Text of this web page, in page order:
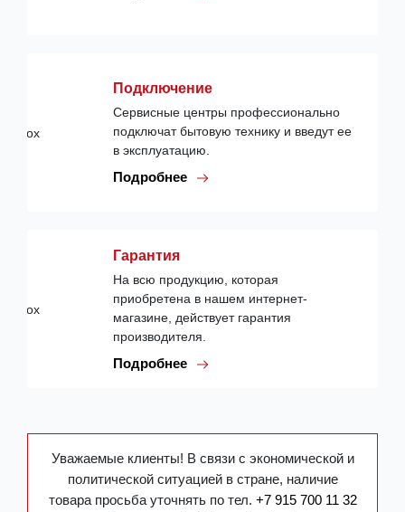
Подключение
Сервисные центры профессионально
подключат бытовую технику и введут ее
в эксплуатацию.
Подробнее
Гарантия
На всю продукцию, которая
приобретена в нашем интернет-
магазине, действует гарантия
производителя.
Подробнее
Уважаемые клиенты! В связи с экономической и
политической ситуацией в стране, наличие
товара просьба уточнять по тел. +7 915 700 11 32